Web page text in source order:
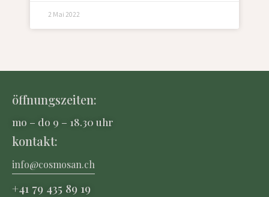
2 Mai 2022
öffnungszeiten:
mo – do 9 – 18.30 uhr
kontakt:
info@cosmosan.ch
+41 79 435 89 19